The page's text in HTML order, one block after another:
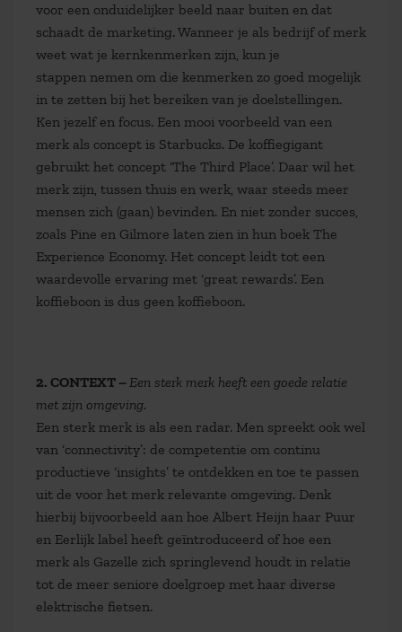
voor een onduidelijker beeld naar buiten en dat
schaadt de marketing. Wanneer je als bedrijf of merk
weet wat je kernkenmerken zijn, kun je
stappen nemen om die kenmerken zo goed mogelijk
in te zetten bij het bereiken van je doelstellingen.
Ken jezelf en focus. Een mooi voorbeeld van een
merk als concept is Starbucks. De koffiegigant
gebruikt het concept ‘The Third Place’. Daar wil het
merk zijn, tussen thuis en werk, waar steeds meer
mensen zich (gaan) bevinden. En niet zonder succes,
zoals Pine en Gilmore laten zien in hun boek The
Experience Economy. Het concept leidt tot een
waardevolle ervaring met ‘great rewards’. Een
koffieboon is dus geen koffieboon.
2. CONTEXT –Een sterk merk heeft een goede relatie
met zijn omgeving.
Een sterk merk is als een radar. Men spreekt ook wel
van ‘connectivity’: de competentie om continu
productieve ‘insights’ te ontdekken en toe te passen
uit de voor het merk relevante omgeving. Denk
hierbij bijvoorbeeld aan hoe Albert Heijn haar Puur
en Eerlijk label heeft geïntroduceerd of hoe een
merk als Gazelle zich springlevend houdt in relatie
tot de meer seniore doelgroep met haar diverse
elektrische fietsen.